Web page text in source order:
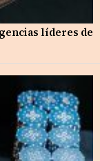
líderes de